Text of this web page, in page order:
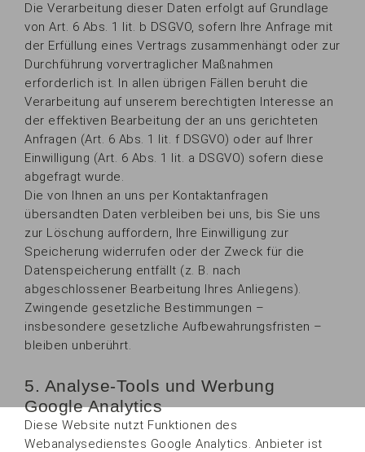
Die Verarbeitung dieser Daten erfolgt auf Grundlage
von Art. 6 Abs. 1 lit. b DSGVO, sofern Ihre Anfrage mit
der Erfüllung eines Vertrags zusammenhängt oder zur
Durchführung vorvertraglicher Maßnahmen
erforderlich ist. In allen übrigen Fällen beruht die
Verarbeitung auf unserem berechtigten Interesse an
der effektiven Bearbeitung der an uns gerichteten
Anfragen (Art. 6 Abs. 1 lit. f DSGVO) oder auf Ihrer
Einwilligung (Art. 6 Abs. 1 lit. a DSGVO) sofern diese
abgefragt wurde.
Die von Ihnen an uns per Kontaktanfragen
übersandten Daten verbleiben bei uns, bis Sie uns
zur Löschung auffordern, Ihre Einwilligung zur
Speicherung widerrufen oder der Zweck für die
Datenspeicherung entfällt (z. B. nach
abgeschlossener Bearbeitung Ihres Anliegens).
Zwingende gesetzliche Bestimmungen –
insbesondere gesetzliche Aufbewahrungsfristen –
bleiben unberührt.
5. Analyse-Tools und Werbung
Google Analytics
Diese Website nutzt Funktionen des
Webanalysedienstes Google Analytics. Anbieter ist